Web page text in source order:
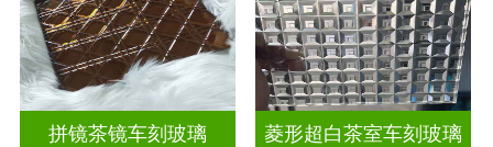
拼镜茶镜车刻玻璃 菱形超白茶室车刻玻璃